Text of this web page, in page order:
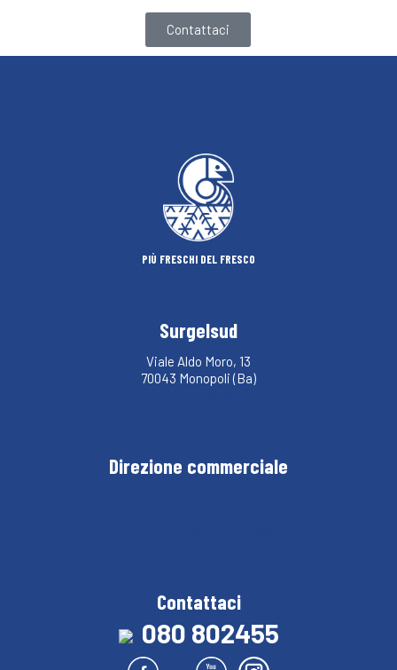
Contattaci
PIÙ FRESCHI DEL FRESCO
Surgelsud
Viale Aldo Moro, 13
70043 Monopoli (Ba)
Direzione commerciale
Contattaci
080 802455